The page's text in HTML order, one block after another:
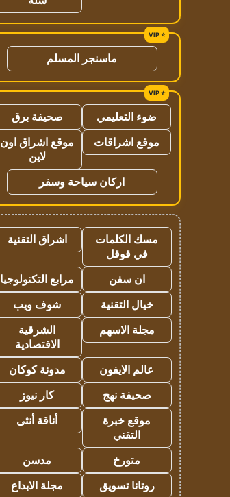
ماسنجر المسلم
ضوء التعليمي
صحيفة برق
موقع اشراقات
موقع اشراق اون
لاين
اركان سياحة وسفر
مسك الكلمات
في قوقل
اشراق التقنية
ان سفن
مرابع التكنولوجيا
خيال التقنية
شوف ويب
مجلة الاسهم
الشرقية
الاقتصادية
عالم الايفون
مدونة كوكان
صحيفة نهج
كار نيوز
موقع خبرة
التقني
أناقة أنثى
متورخ
مدسن
روتانا تسويق
مجلة الابداع